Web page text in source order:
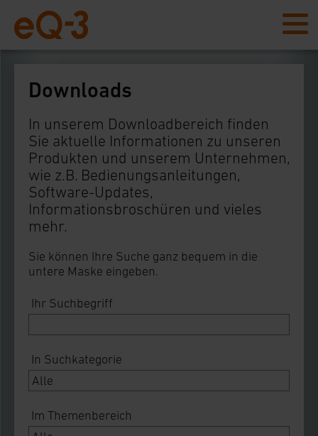
Downloads
In unserem Downloadbereich finden
Sie aktuelle Informationen zu unseren
Produkten und unserem Unternehmen,
wie z.B. Bedienungsanleitungen,
Software-Updates,
Informationsbroschüren und vieles
mehr.
Sie können Ihre Suche ganz bequem in die
untere Maske eingeben.
Ihr Suchbegriff
In Suchkategorie
Im Themenbereich